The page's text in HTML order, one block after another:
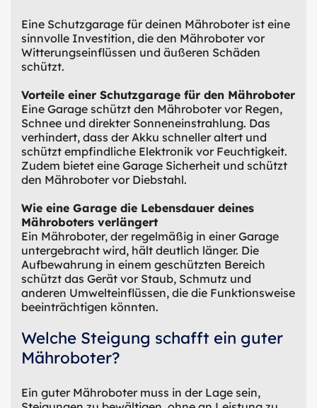
Eine Schutzgarage für deinen Mähroboter ist eine
sinnvolle Investition, die den Mähroboter vor
Witterungseinflüssen und äußeren Schäden
schützt.
Vorteile einer Schutzgarage für den Mähroboter
Eine Garage schützt den Mähroboter vor Regen,
Schnee und direkter Sonneneinstrahlung. Das
verhindert, dass der Akku schneller altert und
schützt empfindliche Elektronik vor Feuchtigkeit.
Zudem bietet eine Garage Sicherheit und schützt
den Mähroboter vor Diebstahl.
Wie eine Garage die Lebensdauer deines
Mähroboters verlängert
Ein Mähroboter, der regelmäßig in einer Garage
untergebracht wird, hält deutlich länger. Die
Aufbewahrung in einem geschützten Bereich
schützt das Gerät vor Staub, Schmutz und
anderen Umwelteinflüssen, die die Funktionsweise
beeinträchtigen könnten.
Welche Steigung schafft ein guter
Mähroboter?
Ein guter Mähroboter muss in der Lage sein,